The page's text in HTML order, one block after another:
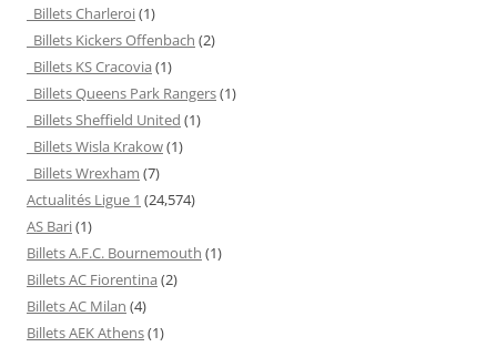
Billets Charleroi(1)
Billets Kickers Offenbach (2)
Billets KS Cracovia (1)
Billets Queens Park Rangers(1)
Billets Sheffield United (1)
Billets Wisla Krakow(1)
Billets Wrexham (7)
Actualités Ligue 1 (24,574)
AS Bari(1)
Billets A.F.C. Bournemouth (1)
Billets AC Fiorentina (2)
Billets AC Milan (4)
Billets AEK Athens(1)